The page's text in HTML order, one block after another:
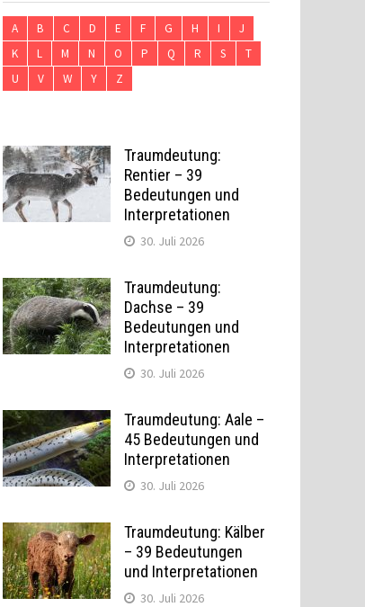
A B C D E F G H I
J
K
L M N O P Q R S
T
U
V W Y Z
Traumdeutung:
Rentier – 39
Bedeutungen und
Interpretationen
30. Juli 2026
Traumdeutung:
Dachse – 39
Bedeutungen und
Interpretationen
30. Juli 2026
Traumdeutung: Aale –
45 Bedeutungen und
Interpretationen
30. Juli 2026
Traumdeutung: Kälber
– 39 Bedeutungen
und Interpretationen
30. Juli 2026